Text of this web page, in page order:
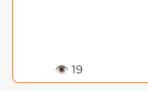
👁 19